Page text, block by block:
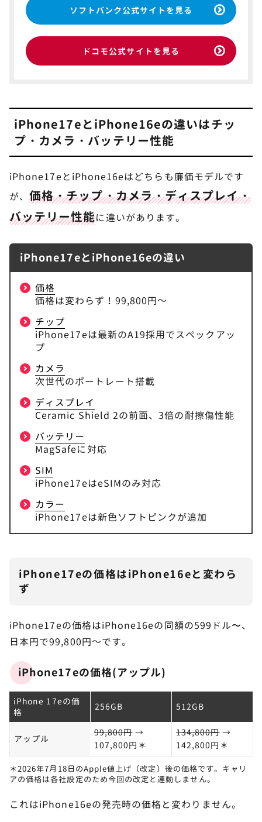
ソフトバンク公式サイトを見る
ドコモ公式サイトを見る
iPhone17eとiPhone16eの違いはチッ
プ・カメラ・バッテリー性能
iPhone17eとiPhone16eはどちらも廉価モデルです
が、価格・チップ・カメラ・ディスプレイ・
バッテリー性能に違いがあります。
iPhone17eとiPhone16eの違い
価格
価格は変わらず！99,800円～
チップ
iPhone17eは最新のA19採用でスペックアッ
プ
カメラ
次世代のポートレート搭載
ディスプレイ
Ceramic Shield 2の前面、3倍の耐擦傷性能
バッテリー
MagSafeに対応
SIM
iPhone17eはeSIMのみ対応
カラー
iPhone17eは新色ソフトピンクが追加
iPhone17eの価格はiPhone16eと変わら
ず
iPhone17eの価格はiPhone16eの同額の599ドル〜、
日本円で99,800円～です。
iPhone17eの価格(アップル)
iPhone 17eの価
格
256GB 512GB
アップル
99,800円→
107,800円＊
134,800円→
142,800円＊
＊2026年7月18日のApple値上げ（改定）後の価格です。キャリ
アの価格は各社設定のため今回の改定と連動しません。
これはiPhone16eの発売時の価格と変わりません。